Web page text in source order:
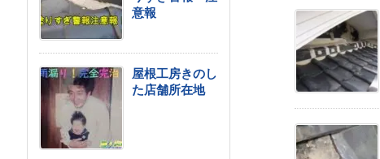
意報
屋根工房きのし
た店舗所在地